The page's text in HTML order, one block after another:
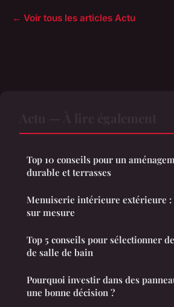
← Voir tous les articles Actu
Top 10 conseils pour un
durable et terrasses
Menuiserie intérieure extérieure :
sur mesure
Top 5 conseils pour sélectionner
de salle de bain
Pourquoi investir dans des
une bonne décision ?